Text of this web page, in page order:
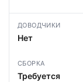
ДОВОДЧИКИ
Нет
СБОРКА
Требуется